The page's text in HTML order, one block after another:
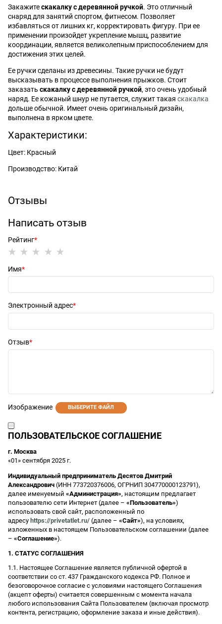
Закажитескакалку с деревянной ручкой. Это отличный
снаряд для занятий спортом, фитнесом. Позволяет
избавляться от лишних кг, корректировать фигуру. При ее
применении произойдет укрепление мышц, развитие
координации, является великолепным приспособлением для
достижения этих целей.
Ее ручки сделаны из древесины. Такие ручки не будут
высказывать в процессе выполнения прыжков. Стоит
заказать скакалку с деревянной ручкой, это очень удобный
наряд. Ее кожаный шнур не путается, служит такая скакалка
дольше обычной. Имеет очень оригинальный дизайн,
выполнена в ярком цвете.
Характеристики:
Цвет: Красный
Производство: Китай
Отзывы
Написать отзыв
Рейтинг
Имя
Электронный адрес
Отзыв
Изображение ВЫБЕРИТЕ ФАЙЛ
ПОЛЬЗОВАТЕЛЬСКОЕ СОГЛАШЕНИЕ
г. Москва
«01» сентября 2025 г.
Индивидуальный предприниматель Десятов Дмитрий
Александрович (ИНН 773720376006, ОГРНИП 304770000123791),
далее именуемый «Администрация», настоящим предлагает
пользователю сети Интернет (далее – «Пользователь»)
использовать свой сайт, расположенный по
адресу https://privetatlet.ru/ (далее – «Сайт»), на условиях,
изложенных в настоящем Пользовательском соглашении (далее
– «Соглашение»).
1. СТАТУС СОГЛАШЕНИЯ
1.1. Настоящее Соглашение является публичной офертой в
соответствии со ст. 437 Гражданского кодекса РФ. Полное и
безоговорочное согласие с условиями настоящего Соглашения
(акцепт оферты) считается совершенным с момента начала
любого использования Сайта Пользователем (включая просмотр
контента, регистрацию, оформление заказа и иные действия).